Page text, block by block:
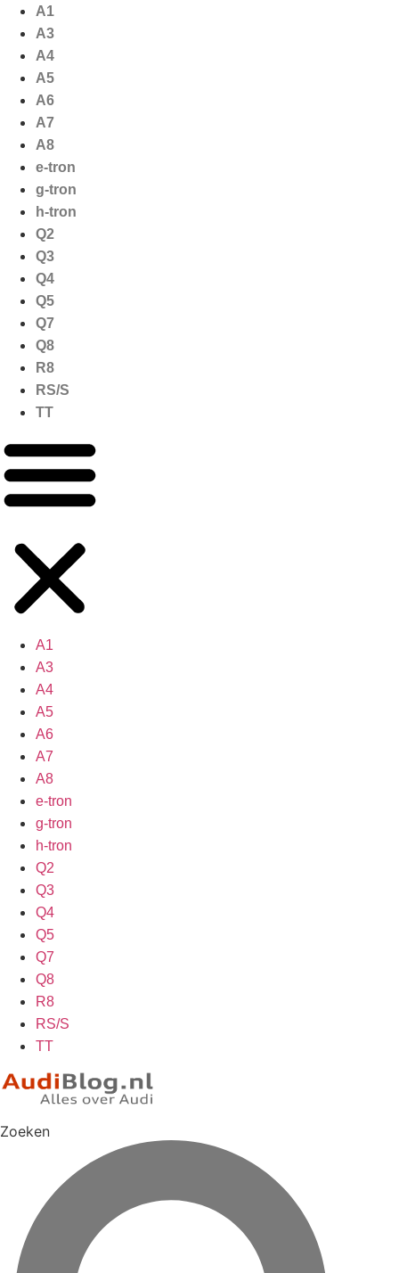
naar
inhoud
A1
A3
A4
A5
A6
A7
A8
e-tron
g-tron
h-tron
Q2
Q3
Q4
Q5
Q7
Q8
R8
RS/S
TT
A1
A3
A4
A5
A6
A7
A8
e-tron
g-tron
h-tron
Q2
Q3
Q4
Q5
Q7
Q8
R8
RS/S
TT
Zoeken